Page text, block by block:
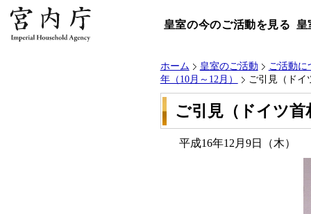
皇室の今のご活動を見る 皇
ホーム 皇室のご活動
ご活動に
年（10月～12月）
ご引見（ドイ
ご引見（ドイツ首
平成16年12月9日（木）